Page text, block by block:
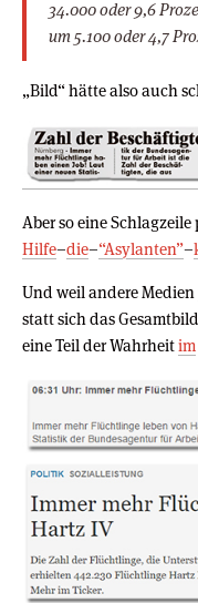
34.000 oder 9,6
um 5.100 oder 4,7
„Bild“ hätte also auch
Aber so eine
Hilfe–die–“Asylanten”–
Und weil andere
statt sich das
eine Teil der Wahrheitim